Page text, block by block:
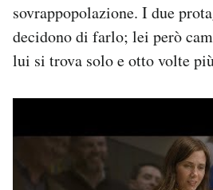
sovrappopolazione. I due
decidono di farlo; lei però
lui si trova solo e otto volte